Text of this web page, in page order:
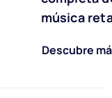
música
Descubre